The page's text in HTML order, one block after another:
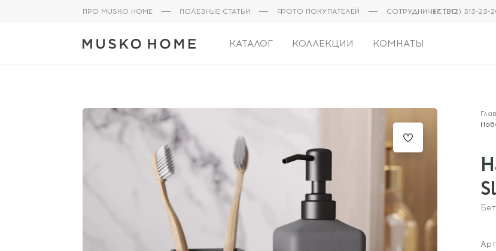
ПРО MUSKO HOME ПОЛЕЗНЫЕ СТАТЬИ ФОТО ПОКУПАТЕЛЕЙ СОТРУДНИЧЕСТВО+7 (812) 313-23-
КАТАЛОГ КОЛЛЕКЦИИ КОМНАТЫ